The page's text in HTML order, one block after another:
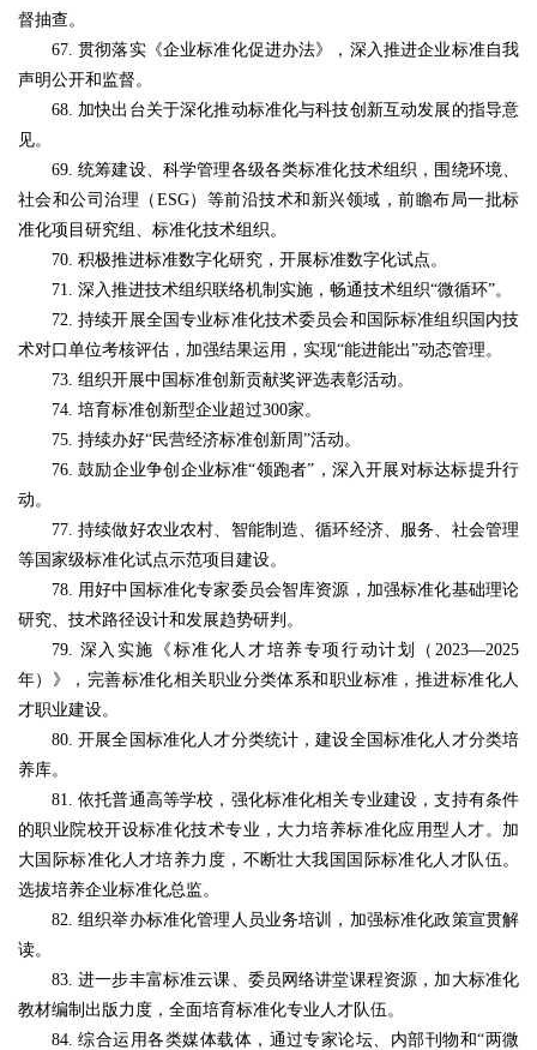
督抽查。
67. 贯彻落实《企业标准化促进办法》，深入推进企业标准自我
声明公开和监督。
68. 加快出台关于深化推动标准化与科技创新互动发展的指导意
见。
69. 统筹建设、科学管理各级各类标准化技术组织，围绕环境、
社会和公司治理（ESG）等前沿技术和新兴领域，前瞻布局一批标
准化项目研究组、标准化技术组织。
70. 积极推进标准数字化研究，开展标准数字化试点。
71. 深入推进技术组织联络机制实施，畅通技术组织“微循环”。
72. 持续开展全国专业标准化技术委员会和国际标准组织国内技
术对口单位考核评估，加强结果运用，实现“能进能出”动态管理。
73. 组织开展中国标准创新贡献奖评选表彰活动。
74. 培育标准创新型企业超过300家。
75. 持续办好“民营经济标准创新周”活动。
76. 鼓励企业争创企业标准“领跑者”，深入开展对标达标提升行
动。
77. 持续做好农业农村、智能制造、循环经济、服务、社会管理
等国家级标准化试点示范项目建设。
78. 用好中国标准化专家委员会智库资源，加强标准化基础理论
研究、技术路径设计和发展趋势研判。
79. 深入实施《标准化人才培养专项行动计划（2023—2025
年）》，完善标准化相关职业分类体系和职业标准，推进标准化人
才职业建设。
80. 开展全国标准化人才分类统计，建设全国标准化人才分类培
养库。
81. 依托普通高等学校，强化标准化相关专业建设，支持有条件
的职业院校开设标准化技术专业，大力培养标准化应用型人才。加
大国际标准化人才培养力度，不断壮大我国国际标准化人才队伍。
选拔培养企业标准化总监。
82. 组织举办标准化管理人员业务培训，加强标准化政策宣贯解
读。
83. 进一步丰富标准云课、委员网络讲堂课程资源，加大标准化
教材编制出版力度，全面培育标准化专业人才队伍。
84. 综合运用各类媒体载体，通过专家论坛、内部刊物和“两微